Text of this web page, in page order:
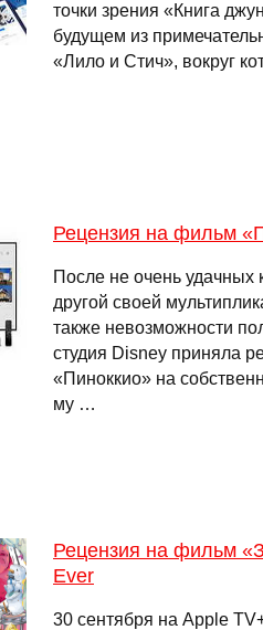
точки зрения «Книга
будущем из
«Лило и Стич», вокруг
Рецензия на фильм
После не очень удачных
другой своей
также невозможности
студия Disney приняла
«Пиноккио» на
му …
Рецензия на фильм
Ever
30 сентября на Apple